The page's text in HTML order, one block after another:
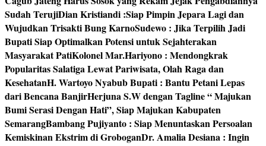
Sudah TerujiDian Kristiandi :Siap Pimpin Jepara Lagi dan
Wujudkan Trisakti Bung KarnoSudewo : Jika Terpilih Jadi
Bupati Siap Optimalkan Potensi untuk Sejahterakan
Masyarakat PatiKolonel Mar.Hariyono : Mendongkrak
Popularitas Salatiga Lewat Pariwisata, Olah Raga dan
KesehatanH. Wartoyo Nyabub Bupati : Bantu Petani Lepas
dari Bencana BanjirHerjuna S.W dengan Tagline “ Majukan
Bumi Serasi Dengan Hati”, Siap Majukan Kabupaten
SemarangBambang Pujiyanto : Siap Menuntaskan Persoalan
Kemiskinan Ekstrim di GroboganDr. Amalia Desiana : Ingin